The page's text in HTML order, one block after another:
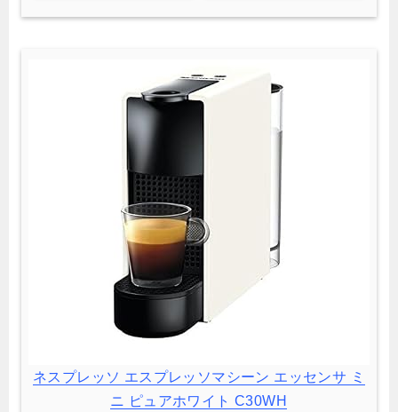
ネスプレッソ エスプレッソマシーン エッセンサ ミ
ニ ピュアホワイト C30WH